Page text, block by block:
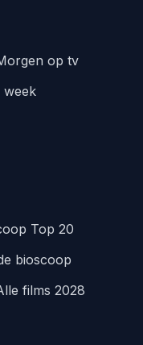
op tv
week
Top 20
bioscoop
films 2028